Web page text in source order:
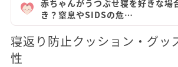
赤ちゃんがうつぶせ寝を好きな場
き？窒息やSIDSの危…
寝返り防止クッション・グッ
性